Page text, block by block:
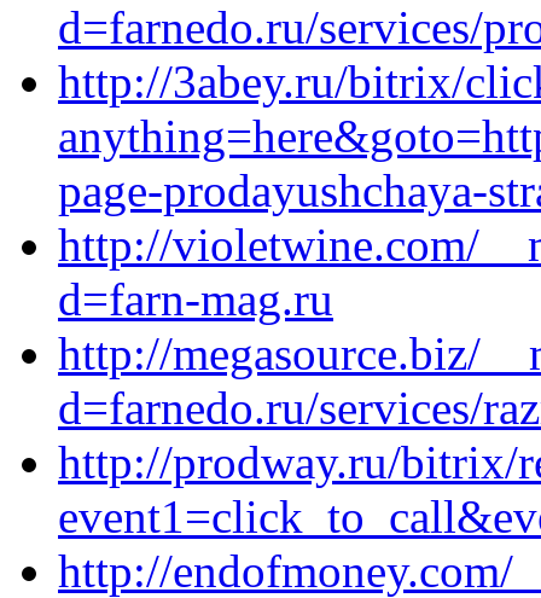
d=farnedo.ru/services/
http://3abey.ru/bitrix/
page-prodayushchaya-
http://violetwine.com/
d=farn-mag.ru
http://megasource.biz/
d=farnedo.ru/services/
http://prodway.ru/bitrix/
http://endofmoney.com/